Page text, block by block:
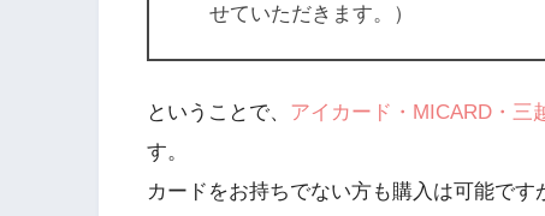
せていただきます。）
ということで、 アイカード・MICARD・三
す。
カードをお持ちでない方も購入は可能です